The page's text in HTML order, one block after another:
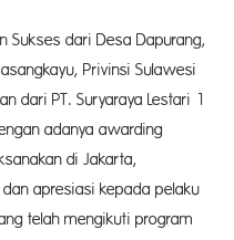
Sukses dari Desa Dapurang,
Privinsi Sulawesi
dari PT. Suryaraya Lestari 1
adanya awarding
di Jakarta,
apresiasi kepada pelaku
telah mengikuti program